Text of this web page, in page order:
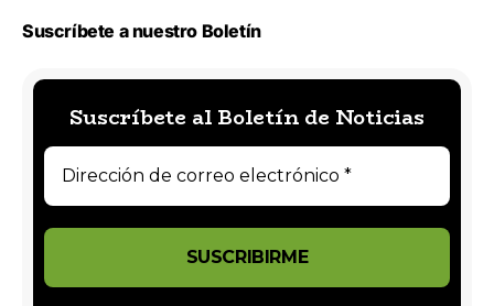
Suscríbete a nuestro Boletín
Suscríbete al Boletín de Noticias